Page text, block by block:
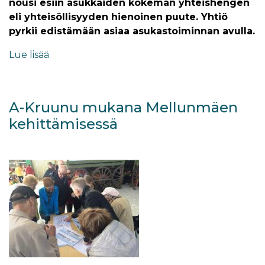
nousi esiin asukkaiden kokeman yhteishengen
eli yhteisöllisyyden hienoinen puute. Yhtiö
pyrkii edistämään asiaa asukastoiminnan avulla.
Lue lisää
A-Kruunu mukana Mellunmäen
kehittämisessä